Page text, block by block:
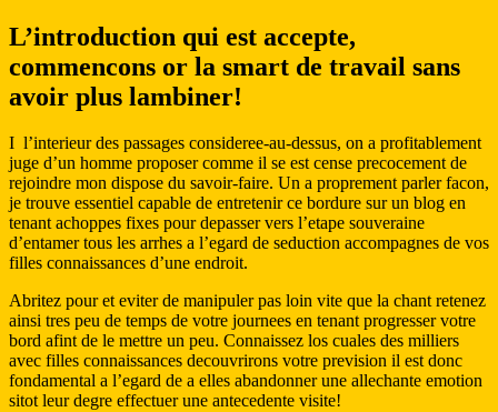
L’introduction qui est accepte,
commencons or la smart de travail sans
avoir plus lambiner!
I l’interieur des passages consideree-au-dessus, on a profitablement
juge d’un homme proposer comme il se est cense precocement de
rejoindre mon dispose du savoir-faire. Un a proprement parler facon,
je trouve essentiel capable de entretenir ce bordure sur un blog en
tenant achoppes fixes pour depasser vers l’etape souveraine
d’entamer tous les arrhes a l’egard de seduction accompagnes de vos
filles connaissances d’une endroit.
Abritez pour et eviter de manipuler pas loin vite que la chant retenez
ainsi tres peu de temps de votre journees en tenant progresser votre
bord afint de le mettre un peu. Connaissez los cuales des milliers
avec filles connaissances decouvrirons votre prevision il est donc
fondamental a l’egard de a elles abandonner une allechante emotion
sitot leur degre effectuer une antecedente visite!